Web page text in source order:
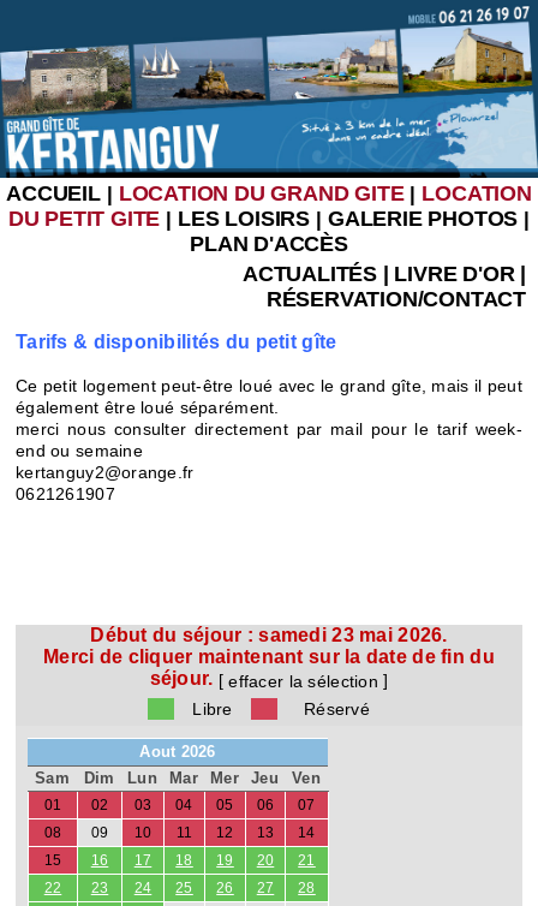
ACCUEIL| LOCATION DU GRAND GITE| LOCATION
DU PETIT GITE | LES LOISIRS | GALERIE PHOTOS |
PLAN D'ACCÈS
ACTUALITÉS| LIVRE D'OR|
RÉSERVATION/CONTACT
Tarifs & disponibilités du petit gîte
Ce petit logement peut-être loué avec le grand gîte, mais il peut
également être loué séparément.
merci nous consulter directement par mail pour le tarif week-
end ou semaine
kertanguy2@orange.fr
0621261907
Début du séjour :samedi 23 mai 2026.
Merci de cliquer maintenant sur la date de fin du
séjour. [effacer la sélection ]
Libre
Réservé
Aout 2026
Sam
Dim Lun Mar Mer Jeu Ven
01 02 03 04 05 06
07
08
09 10 11 12 13
14
15
16 17 18 19 20
21
22
23 24 25 26 27
28